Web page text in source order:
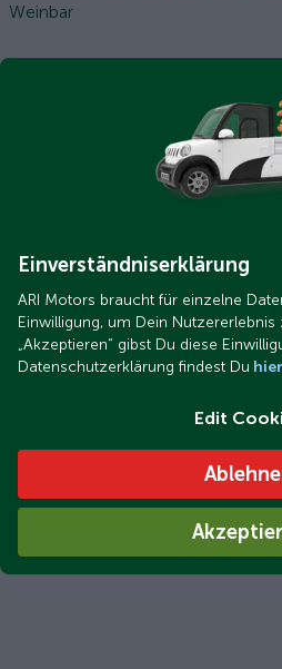
Weinbar
Einverständniserklärung
ARI Motors braucht für einzelne
Einwilligung, um Dein
„Akzeptieren“ gibst Du diese
Datenschutzerklärung findest Du
Edit